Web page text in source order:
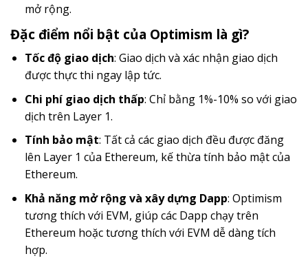
mở rộng.
Đặc điểm nổi bật của Optimism là gì?
Tốc độ giao dịch: Giao dịch và xác nhận giao dịch
được thực thi ngay lập tức.
Chi phí giao dịch thấp: Chỉ bằng 1%-10% so với giao
dịch trên Layer 1.
Tính bảo mật: Tất cả các giao dịch đều được đăng
lên Layer 1 của Ethereum, kế thừa tính bảo mật của
Ethereum.
Khả năng mở rộng và xây dựng Dapp: Optimism
tương thích với EVM, giúp các Dapp chạy trên
Ethereum hoặc tương thích với EVM dễ dàng tích
hợp.